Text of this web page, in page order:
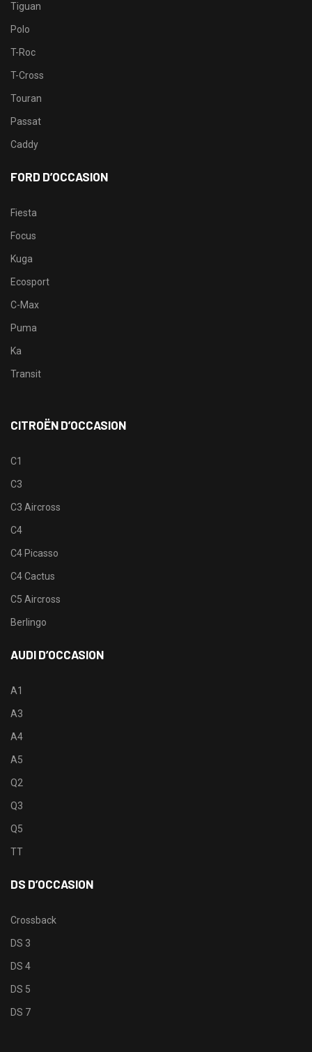
Tiguan
Polo
T-Roc
T-Cross
Touran
Passat
Caddy
FORD D’OCCASION
Fiesta
Focus
Kuga
Ecosport
C-Max
Puma
Ka
Transit
CITROËN D’OCCASION
C1
C3
C3 Aircross
C4
C4 Picasso
C4 Cactus
C5 Aircross
Berlingo
AUDI D’OCCASION
A1
A3
A4
A5
Q2
Q3
Q5
TT
DS D’OCCASION
Crossback
DS 3
DS 4
DS 5
DS 7